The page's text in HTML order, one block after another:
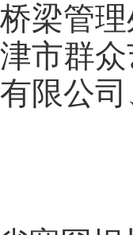
梁管
市群
限公